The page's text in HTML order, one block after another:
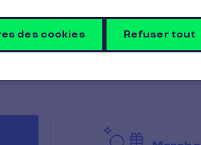
restaurant ?
commerçant indépendant ?
Cadeaux ?
des cookies Refuser tout